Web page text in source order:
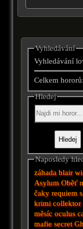
Vyhledávání
Vyhledávání
Celkem
Hledej
Naposledy
záhada blair
Asylum Oběť
čaky requiem
krimi collektor
měsíc oculus
mafie secret